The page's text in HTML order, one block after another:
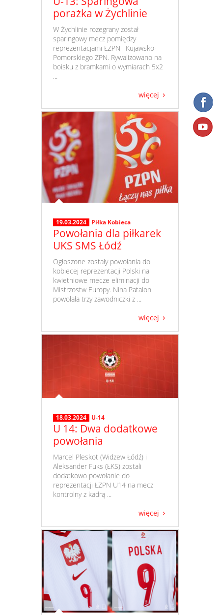
porażka w Żychlinie
​ W Żychlinie rozegrany został
sparingowy mecz pomiędzy
reprezentacjami ŁZPN i Kujawsko-
Pomorskiego ZPN. Rywalizowano na
boisku z bramkami o wymiarach 5x2
...
więcej
19.03.2024 Piłka Kobieca
Powołania dla piłkarek
UKS SMS Łódź
​ Ogłoszone zostały powołania do
kobiecej reprezentacji Polski na
kwietniowe mecze eliminacji do
Mistrzostw Europy. Nina Patalon
powołała trzy zawodniczki z ...
więcej
18.03.2024 U-14
U 14: Dwa dodatkowe
powołania
​ Marcel Pleskot (Widzew Łódź) i
Aleksander Fuks (ŁKS) zostali
dodatkowo powołanie do
reprezentacji ŁZPN U14 na mecz
kontrolny z kadrą ...
więcej